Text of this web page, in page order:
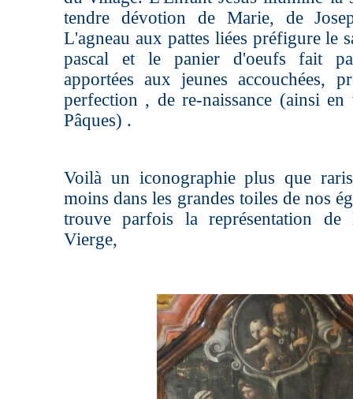
tendre dévotion de Marie, de
L'agneau aux pattes liées préfigure le
pascal et le panier d'oeufs fait
apportées aux jeunes accouchées,
perfection , de re-naissance (ainsi
Pâques) .
Voilà un iconographie plus que
moins dans les grandes toiles de nos
trouve parfois la représentation de
Vierge,